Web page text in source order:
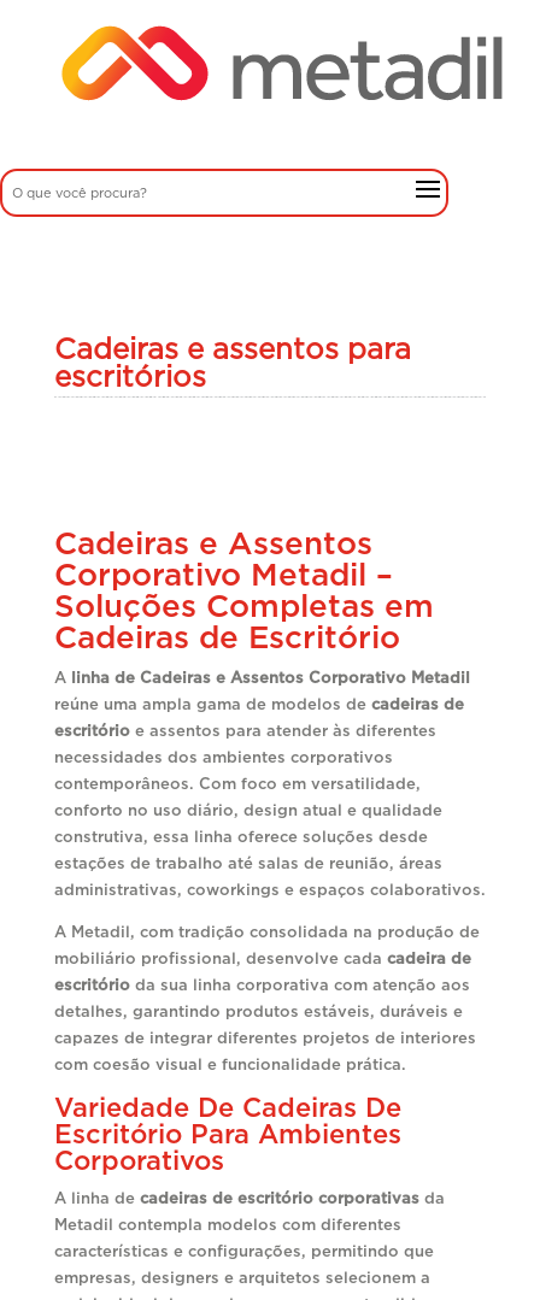
Cadeiras e assentos para
escritórios
Cadeiras e Assentos
Corporativo Metadil –
Soluções Completas em
Cadeiras de Escritório
A
linha de Cadeiras e Assentos Corporativo Metadil
reúne uma ampla gama de modelos de cadeiras de
escritórioe assentos para atender às diferentes
necessidades dos ambientes corporativos
contemporâneos. Com foco em versatilidade,
conforto no uso diário, design atual e qualidade
construtiva, essa linha oferece soluções desde
estações de trabalho até salas de reunião, áreas
administrativas, coworkings e espaços colaborativos.
A Metadil, com tradição consolidada na produção de
mobiliário profissional, desenvolve cada cadeira de
escritórioda sua linha corporativa com atenção aos
detalhes, garantindo produtos estáveis, duráveis e
capazes de integrar diferentes projetos de interiores
com coesão visual e funcionalidade prática.
Variedade De Cadeiras De
Escritório Para Ambientes
Corporativos
A linha de cadeiras de escritório corporativasda
Metadil contempla modelos com diferentes
características e configurações, permitindo que
empresas, designers e arquitetos selecionem a